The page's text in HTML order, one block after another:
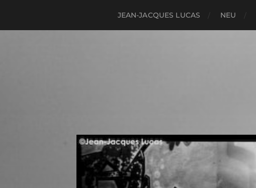
JEAN-JACQUES LUCAS NEU